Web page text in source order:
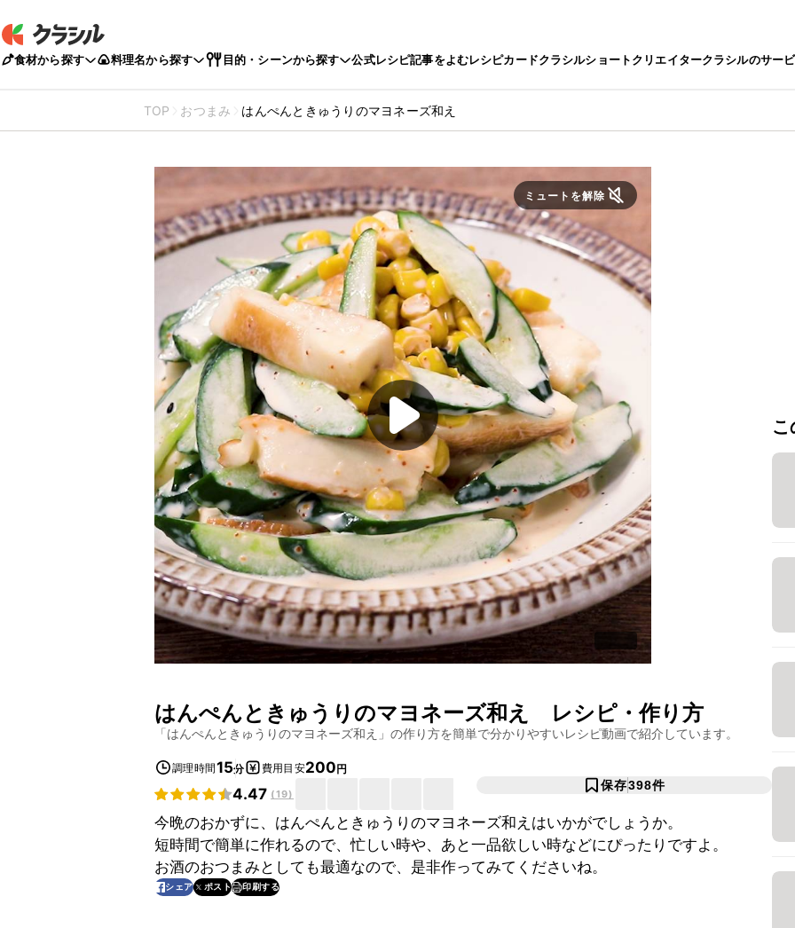
食材から探す 料理名から探す 目的・シーンから探す 公式レシピ記事をよむレシピカードクラシルショートクリエイタークラシルのサー
TOP おつまみ はんぺんときゅうりのマヨネーズ和え
ミュートを解除
はんぺんときゅうりのマヨネーズ和え レシピ・作り方
「はんぺんときゅうりのマヨネーズ和え 」の作り方を簡単で分かりやすいレシピ動画で紹介しています。
調理時間15分 費用目安200円
4.47 (19)
保存398件
今晩のおかずに、はんぺんときゅうりのマヨネーズ和えはいかがでしょうか。
短時間で簡単に作れるので、忙しい時や、あと一品欲しい時などにぴったりですよ。
お酒のおつまみとしても最適なので、是非作ってみてくださいね。
シェア ポスト 印刷する